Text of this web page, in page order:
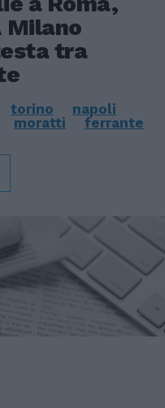
Milano
tra
torino
napoli
moratti ferrante